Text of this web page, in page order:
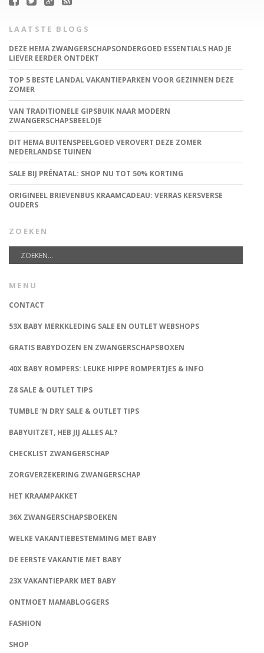
LAATSTE BLOGS
DEZE HEMA ZWANGERSCHAPSONDERGOED ESSENTIALS HAD JE
LIEVER EERDER ONTDEKT
TOP 5 BESTE LANDAL VAKANTIEPARKEN VOOR GEZINNEN DEZE
ZOMER
VAN TRADITIONELE GIPSBUIK NAAR MODERN
ZWANGERSCHAPSBEELDJE
DIT HEMA BUITENSPEELGOED VEROVERT DEZE ZOMER
NEDERLANDSE TUINEN
SALE BIJ PRÉNATAL: SHOP NU TOT 50% KORTING
ORIGINEEL BRIEVENBUS KRAAMCADEAU: VERRAS KERSVERSE
OUDERS
ZOEKEN
MENU
CONTACT
53X BABY MERKKLEDING SALE EN OUTLET WEBSHOPS
GRATIS BABYDOZEN EN ZWANGERSCHAPSBOXEN
40X BABY ROMPERS: LEUKE HIPPE ROMPERTJES & INFO
Z8 SALE & OUTLET TIPS
TUMBLE ‘N DRY SALE & OUTLET TIPS
BABYUITZET, HEB JIJ ALLES AL?
CHECKLIST ZWANGERSCHAP
ZORGVERZEKERING ZWANGERSCHAP
HET KRAAMPAKKET
36X ZWANGERSCHAPSBOEKEN
WELKE VAKANTIEBESTEMMING MET BABY
DE EERSTE VAKANTIE MET BABY
23X VAKANTIEPARK MET BABY
ONTMOET MAMABLOGGERS
FASHION
SHOP